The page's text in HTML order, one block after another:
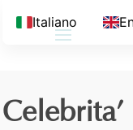
Celebrita’
Italiano